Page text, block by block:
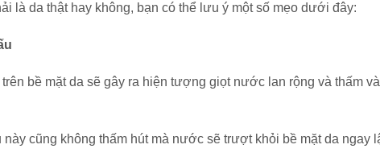
là da thật hay không, bạn có thể lưu ý một số mẹo dưới đây:
bề mặt da sẽ gây ra hiện tượng giọt nước lan rộng và thấm
cũng không thấm hút mà nước sẽ trượt khỏi bề mặt da ngay